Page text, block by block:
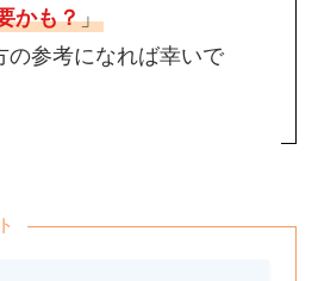
かも？」
の参考になれば幸いで